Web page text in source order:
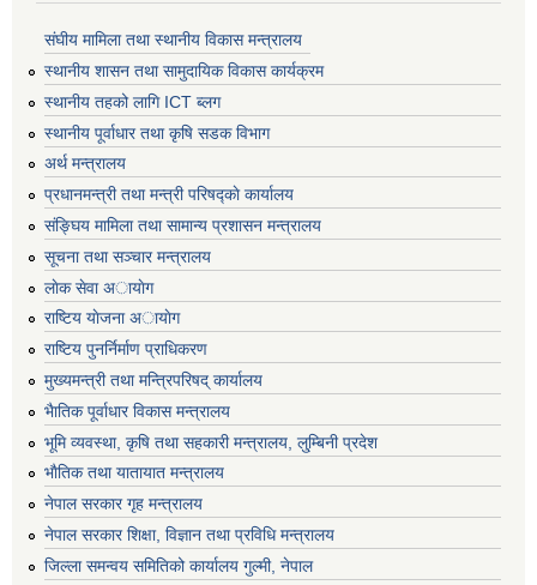
संघीय मामिला तथा स्थानीय विकास मन्त्रालय
स्थानीय शासन तथा सामुदायिक विकास कार्यक्रम
स्थानीय तहको लागि ICT ब्लग
स्थानीय पूर्वाधार तथा कृषि सडक विभाग
अर्थ मन्त्रालय
प्रधानमन्त्री तथा मन्त्री परिषद्काे कार्यालय
संङ्घिय मामिला तथा सामान्य प्रशासन मन्त्रालय
सूचना तथा सञ्चार मन्त्रालय
लाेक सेवा अायाेग
राष्टिय याेजना अायाेग
राष्टिय पुनर्निर्माण प्राधिकरण
मुख्यमन्त्री तथा मन्त्रिपरिषद् कार्यालय
भैातिक पूर्वाधार विकास मन्त्रालय
भूमि व्यवस्था, कृषि तथा सहकारी मन्त्रालय, लु्म्बिनी प्रदेश
भाैतिक तथा यातायात मन्त्रालय
नेपाल सरकार गृह मन्त्रालय
नेपाल सरकार शिक्षा, विज्ञान तथा प्रविधि मन्त्रालय
जिल्ला समन्वय समितिको कार्यालय गुल्मी, नेपाल